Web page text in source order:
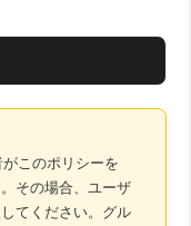
このポリシーを
その場合、ユーザ
てください。グル